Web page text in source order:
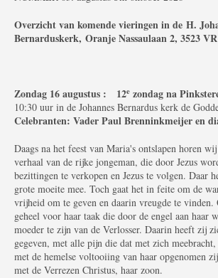
Overzicht van komende vieringen in de H.
Bernarduskerk, Oranje Nassaulaan 2, 3523
Zondag 16 augustus : 12e zondag na
10:30 uur in de Johannes Bernardus kerk de
Celebranten: Vader Paul Brenninkmeijer en
Daags na het feest van Maria's ontslapen horen
verhaal van de rijke jongeman, die door Jezus
bezittingen te verkopen en Jezus te volgen. Daar
grote moeite mee. Toch gaat het in feite om de
vrijheid om te geven en daarin vreugde te
geheel voor haar taak die door de engel aan haar
moeder te zijn van de Verlosser. Daarin heeft zij
gegeven, met alle pijn die dat met zich
met de hemelse voltooiing van haar opgenomen
met de Verrezen Christus, haar zoon.